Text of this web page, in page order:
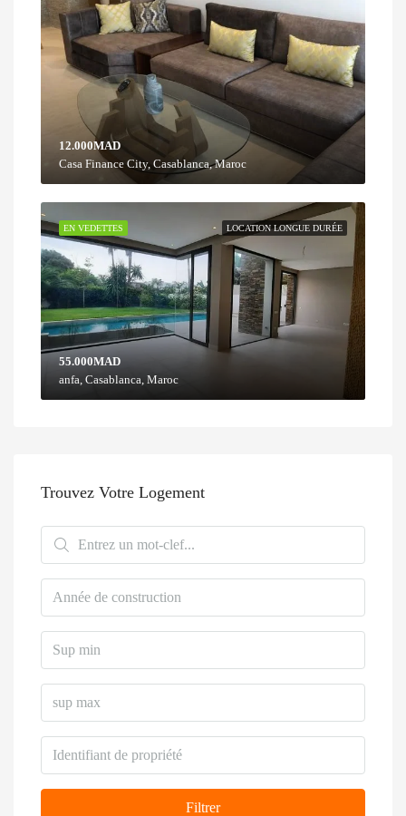
12.000MAD
Casa Finance City, Casablanca, Maroc
LOCATION LONGUE DURÉE
EN VEDETTES
55.000MAD
anfa, Casablanca, Maroc
Trouvez Votre Logement
Filtrer